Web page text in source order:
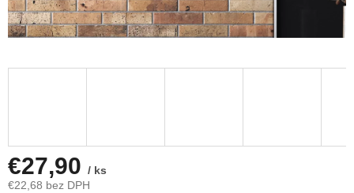
€27,90 / ks
€22,68 bez DPH